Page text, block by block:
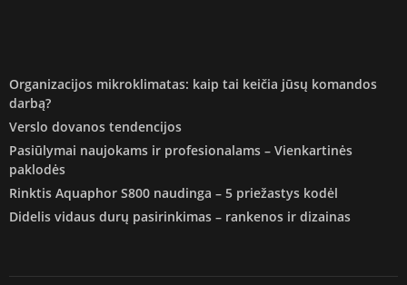
Organizacijos mikroklimatas: kaip tai keičia jūsų komandos
darbą?
Verslo dovanos tendencijos
Pasiūlymai naujokams ir profesionalams – Vienkartinės
paklodės
Rinktis Aquaphor S800 naudinga – 5 priežastys kodėl
Didelis vidaus durų pasirinkimas – rankenos ir dizainas